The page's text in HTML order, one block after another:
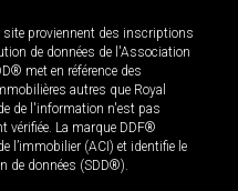
proviennent des inscriptions
de données de l'Association
met en référence des
autres que Royal
de l'information n'est pas
vérifiée. La marque DDF®
l’immobilier (ACI) et identifie le
de données (SDD®).